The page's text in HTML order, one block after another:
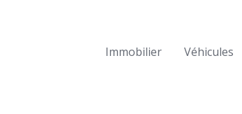
Immobilier Véhicules